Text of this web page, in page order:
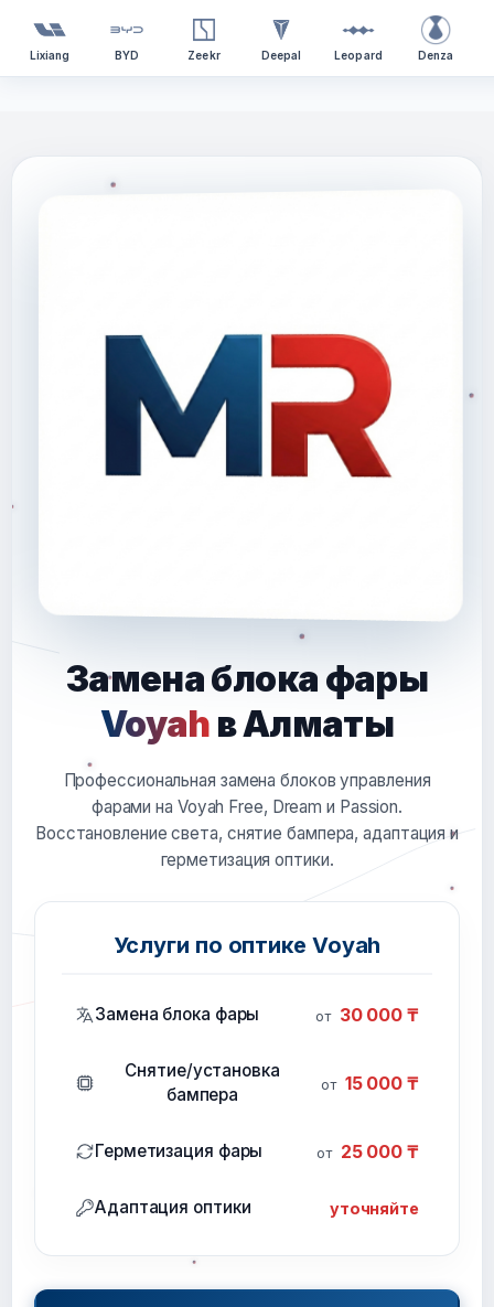
Замена блока фары
Voyah в Алматы
Профессиональная замена блоков управления
фарами на Voyah Free, Dream и Passion.
Восстановление света, снятие бампера, адаптация и
герметизация оптики.
Услуги по оптике Voyah
Замена блока фары от 30 000 ₸
Снятие/установка
бампера
от 15 000 ₸
Герметизация фары от 25 000 ₸
Адаптация оптики уточняйте
Lixiang BYD Zeekr Deepal Leopard Denza